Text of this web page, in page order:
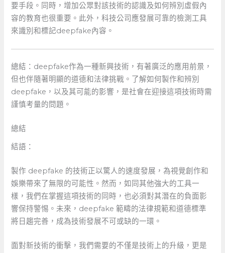
要手段。同時，增加公眾對該技術的認識及如何辨別虛假內
容的教育也很重要。此外，科技公司應發展可靠的檢測工具
來識別和標記deepfake內容。
總結：deepfake作為一種新興技術，有著廣泛的應用前景，
但也伴隨著明顯的道德和法律挑戰。了解如何製作和辨別
deepfake，以及其可能的影響，是社會在迎接這項技術時需
謹慎考量的問題。
總結
結語：
製作 deepfake 的技術正以驚人的速度發展，為視覺創作和
娛樂帶來了無限的可能性。然而，如同其他強大的工具一
樣，我們在掌握這項技術的同時，也必須對其潛在的負面影
響保持警惕。未來，deepfake 範疇的法律規範和道德標準
將日趨完善，成為技術發展不可或缺的一環。
面對新技術的衝擊，我們需要的不僅是技術上的升級，更是